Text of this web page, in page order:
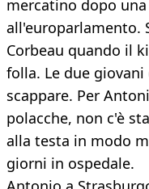
mercatino dopo
all'europarlamento.
Corbeau quando il
folla. Le due
scappare. Per
polacche, non c'è
alla testa in modo
giorni in ospedale.